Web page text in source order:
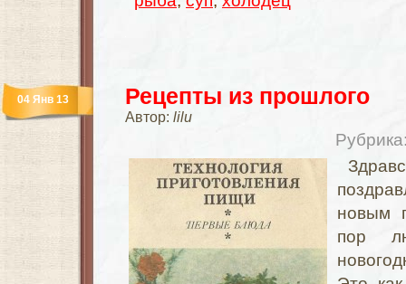
Рецепты из прошлого
Автор: lilu
04 Янв 13
новым
пор